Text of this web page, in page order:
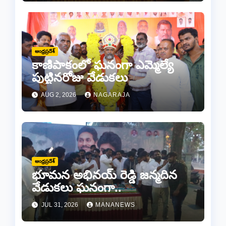
ఆంధ్రప్రదేశ్
కాణిపాకంలో ఘనంగా ఎమ్మెల్యే
పుట్టినరోజు వేడుకలు
AUG 2, 2026 NAGARAJA
ఆంధ్రప్రదేశ్
భూమన అభినయ్ రెడ్డి జన్మదిన
వేడుకలు ఘనంగా..
JUL 31, 2026 MANANEWS